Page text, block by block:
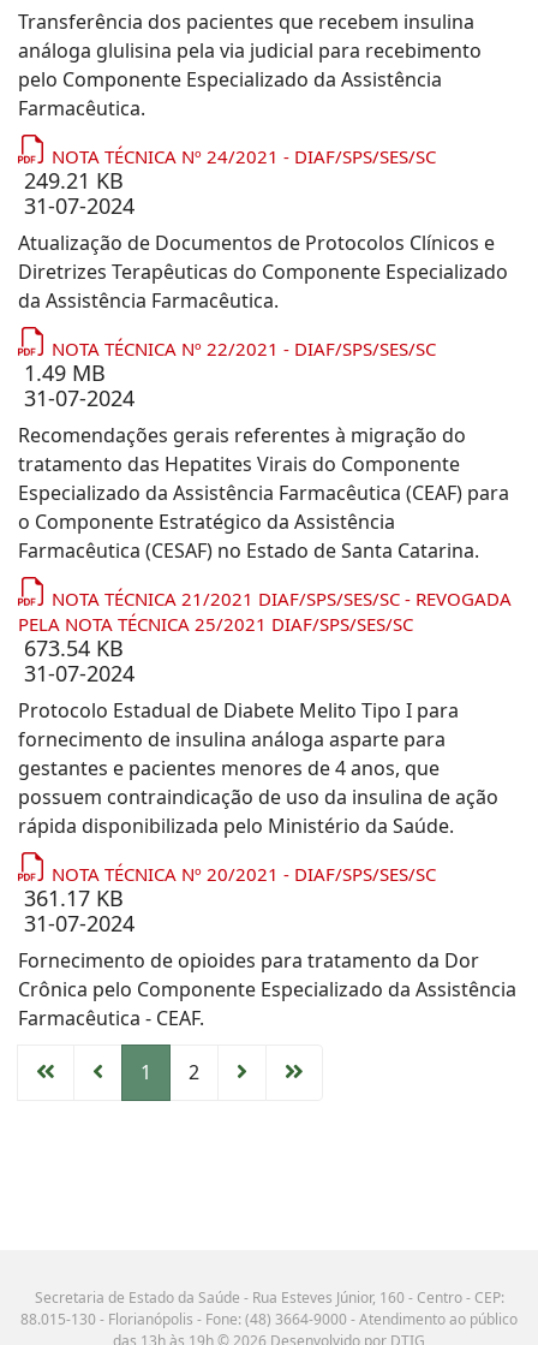
Transferência dos pacientes que recebem insulina
análoga glulisina pela via judicial para recebimento
pelo Componente Especializado da Assistência
Farmacêutica.
NOTA TÉCNICA Nº 24/2021 - DIAF/SPS/SES/SC
249.21 KB
31-07-2024
Atualização de Documentos de Protocolos Clínicos e
Diretrizes Terapêuticas do Componente Especializado
da Assistência Farmacêutica.
NOTA TÉCNICA Nº 22/2021 - DIAF/SPS/SES/SC
1.49 MB
31-07-2024
Recomendações gerais referentes à migração do
tratamento das Hepatites Virais do Componente
Especializado da Assistência Farmacêutica (CEAF) para
o Componente Estratégico da Assistência
Farmacêutica (CESAF) no Estado de Santa Catarina.
NOTA TÉCNICA 21/2021 DIAF/SPS/SES/SC - REVOGADA
PELA NOTA TÉCNICA 25/2021 DIAF/SPS/SES/SC
673.54 KB
31-07-2024
Protocolo Estadual de Diabete Melito Tipo I para
fornecimento de insulina análoga asparte para
gestantes e pacientes menores de 4 anos, que
possuem contraindicação de uso da insulina de ação
rápida disponibilizada pelo Ministério da Saúde.
NOTA TÉCNICA Nº 20/2021 - DIAF/SPS/SES/SC
361.17 KB
31-07-2024
Fornecimento de opioides para tratamento da Dor
Crônica pelo Componente Especializado da Assistência
Farmacêutica - CEAF.
1 2
Secretaria de Estado da Saúde - Rua Esteves Júnior, 160 - Centro - CEP:
88.015-130 - Florianópolis - Fone: (48) 3664-9000 - Atendimento ao público
das 13h às 19h © 2026 Desenvolvido por DTIG